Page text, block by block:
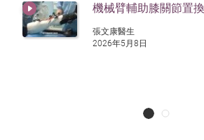
機械臂輔助膝關節置
張文康醫生
2026年5月8日